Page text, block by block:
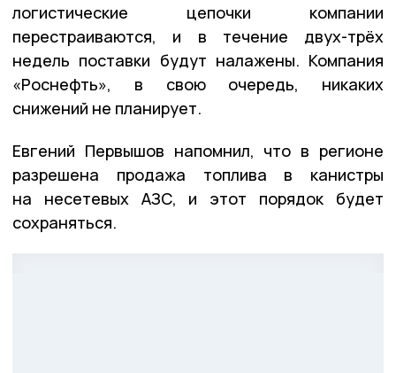
логистические цепочки компании
перестраиваются, и в течение двух-трёх
недель поставки будут налажены. Компания
«Роснефть», в свою очередь, никаких
снижений не планирует.
Евгений Первышов напомнил, что в регионе
разрешена продажа топлива в канистры
на несетевых АЗС, и этот порядок будет
сохраняться.